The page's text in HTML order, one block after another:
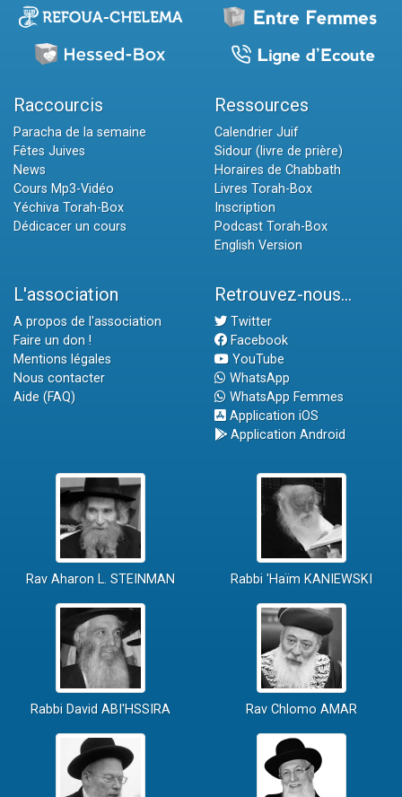
Raccourcis
Paracha de la semaine
Fêtes Juives
News
Cours Mp3-Vidéo
Yéchiva Torah-Box
Dédicacer un cours
Ressources
Calendrier Juif
Sidour (livre de prière)
Horaires de Chabbath
Livres Torah-Box
Inscription
Podcast Torah-Box
English Version
L'association
A propos de l'association
Faire un don !
Mentions légales
Nous contacter
Aide (FAQ)
Retrouvez-nous...
Twitter
Facebook
YouTube
WhatsApp
WhatsApp Femmes
Application iOS
Application Android
Rav Aharon L. STEINMAN Rabbi 'Haïm KANIEWSKI
Rabbi David ABI'HSSIRA Rav Chlomo AMAR